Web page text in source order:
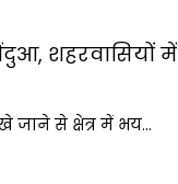
शहरवासियों में
जाने से क्षेत्र में भय…